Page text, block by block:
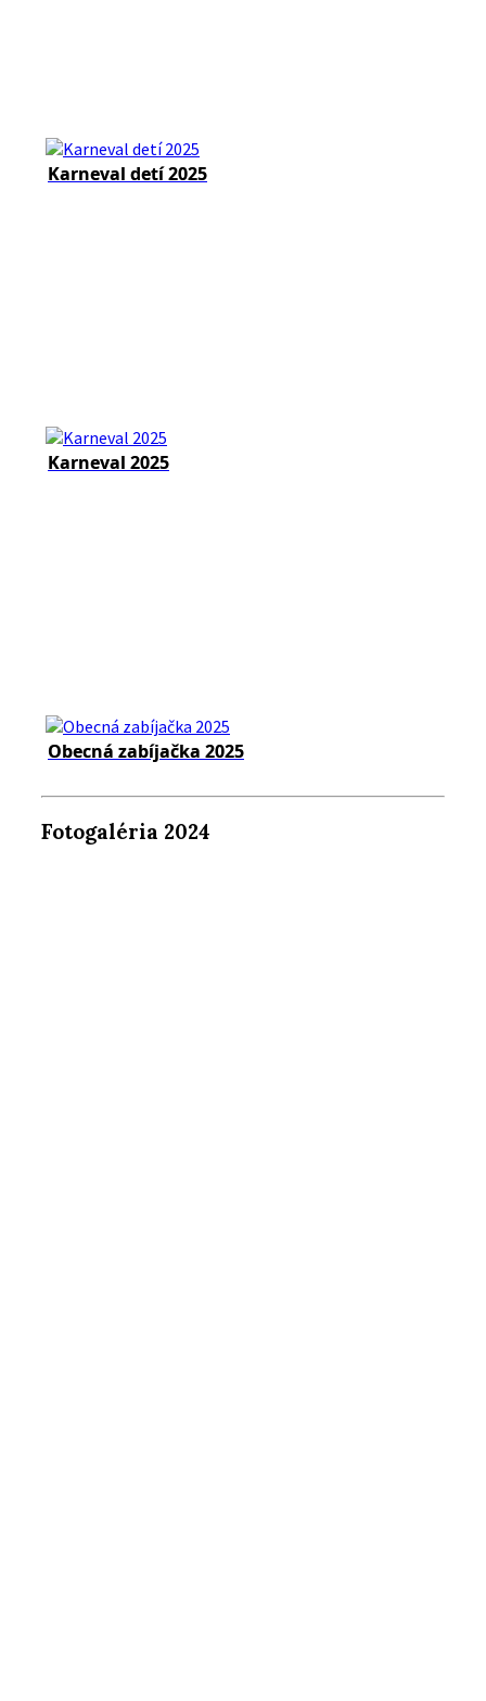
Karneval detí 2025
Karneval 2025
Obecná zabíjačka 2025
Fotogaléria 2024